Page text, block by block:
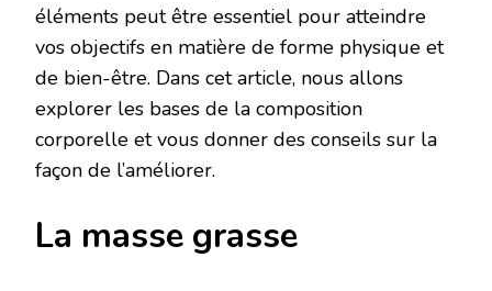
éléments peut être essentiel pour atteindre
vos objectifs en matière de forme physique et
de bien-être. Dans cet article, nous allons
explorer les bases de la composition
corporelle et vous donner des conseils sur la
façon de l’améliorer.
La masse grasse